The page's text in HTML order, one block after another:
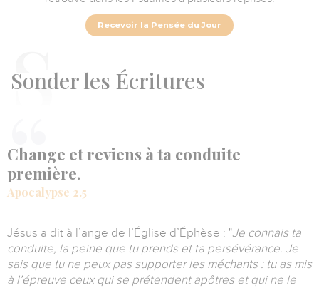
Recevoir la Pensée du Jour
Sonder les Écritures
Change et reviens à ta conduite
première.
Apocalypse 2.5
Jésus a dit à l’ange de l’Église d’Éphèse : "Je connais ta
conduite, la peine que tu prends et ta persévérance. Je
sais que tu ne peux pas supporter les méchants : tu as mis
à l’épreuve ceux qui se prétendent apôtres et qui ne le